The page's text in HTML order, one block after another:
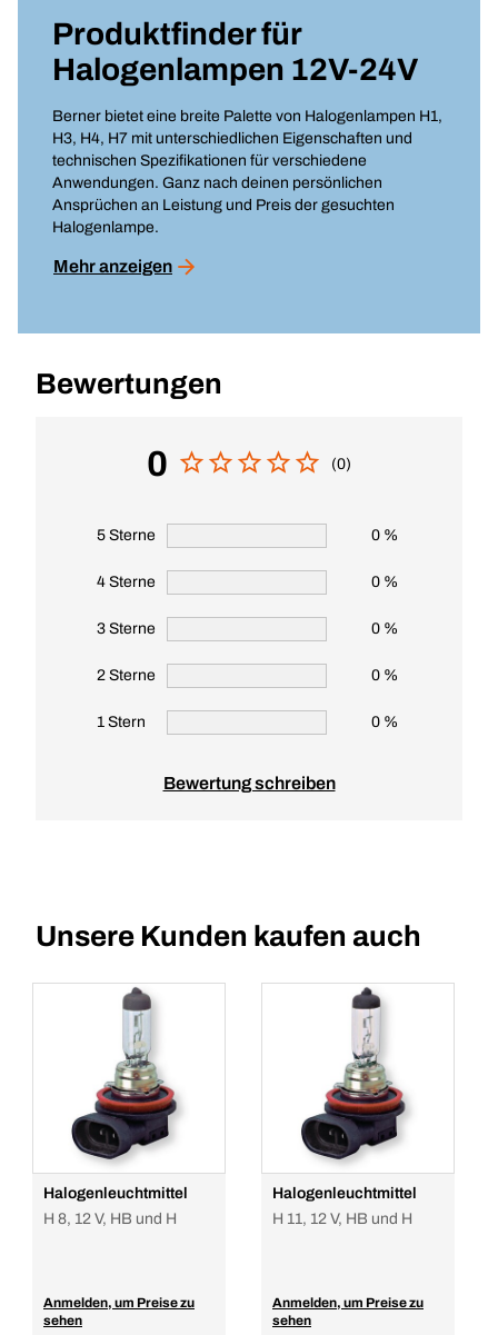
Produktfinder für
Halogenlampen 12V-24V
Berner bietet eine breite Palette von Halogenlampen H1,
H3, H4, H7 mit unterschiedlichen Eigenschaften und
technischen Spezifikationen für verschiedene
Anwendungen. Ganz nach deinen persönlichen
Ansprüchen an Leistung und Preis der gesuchten
Halogenlampe.
Mehr anzeigen
Bewertungen
0 (0)
5 Sterne 0 %
4 Sterne 0 %
3 Sterne 0 %
2 Sterne 0 %
1 Stern 0 %
Bewertung schreiben
Unsere Kunden kaufen auch
Halogenleuchtmittel
H 8, 12 V, HB und H
Anmelden, um Preise zu
sehen
Halogenleuchtmittel
H 11, 12 V, HB und H
Anmelden, um Preise zu
sehen